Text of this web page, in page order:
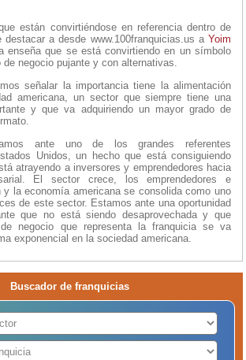
están convirtiéndose en referencia dentro de
a desde www.100franquicias.us a Yoim
enseña que se está convirtiendo en un símbolo
de negocio pujante y con alternativas.
señalar la importancia tiene la alimentación
americana, un sector que siempre tiene una
y que va adquiriendo un mayor grado de
ante uno de los grandes referentes
Unidos, un hecho que está consiguiendo
atrayendo a inversores y emprendedores hacia
El sector crece, los emprendedores e
y la economía americana se consolida como uno
de este sector. Estamos ante una oportunidad
que no está siendo desaprovechada y que
negocio que representa la franquicia se va
exponencial en la sociedad americana.
Buscador de franquicias